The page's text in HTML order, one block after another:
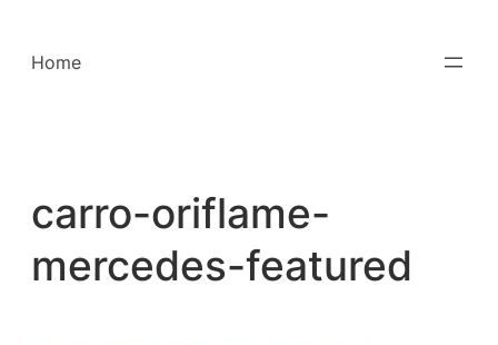
para
Home
carro-oriflame-
mercedes-featured